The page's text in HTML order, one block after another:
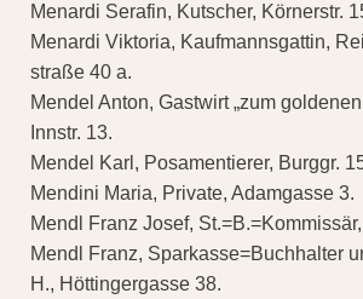
Menardi Serafin, Kutscher, Körnerstr.
Menardi Viktoria, Kaufmannsgattin,
straße 40 a.
Mendel Anton, Gastwirt „zum goldenen
Innstr. 13.
Mendel Karl, Posamentierer, Burggr.
Mendini Maria, Private, Adamgasse 3.
Mendl Franz Josef,
Mendl Franz, Sparkasse=Buchhalter
H., Höttingergasse 38.